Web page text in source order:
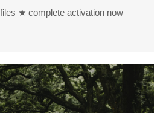
★ complete activation now